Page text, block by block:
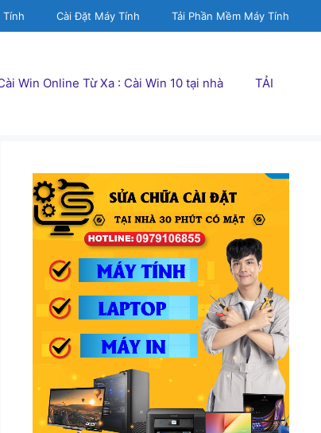
Tính Cài Đặt Máy Tính Tải Phần Mềm Máy Tính
Win Online Từ Xa : Cài Win 10 tại nhà TẢI